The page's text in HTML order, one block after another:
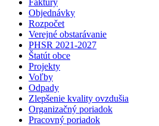
Faktúry
Objednávky
Rozpočet
Verejné obstarávanie
PHSR 2021-2027
Štatút obce
Projekty
Voľby
Odpady
Zlepšenie kvality ovzdušia
Organizačný poriadok
Pracovný poriadok